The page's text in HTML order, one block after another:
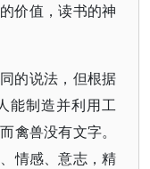
价值，读书的神
的说法，但根据
能制造并利用工
禽兽没有文字。
情感、意志，精